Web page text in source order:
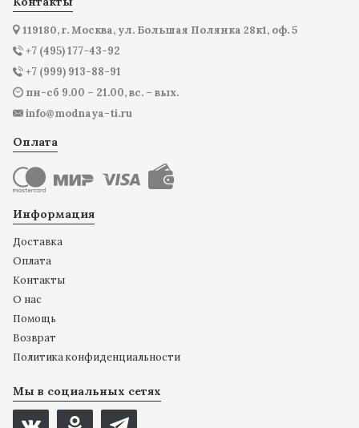
119180, г. Москва, ул. Большая Полянка 28к1, оф. 5
+7 (495) 177-43-92
+7 (999) 913-88-91
пн-сб 9.00 – 21.00, вс. – вых.
info@modnaya-ti.ru
Оплата
Информация
Доставка
Оплата
Контакты
О нас
Помощь
Возврат
Политика конфиденциальности
Мы в социальных сетях